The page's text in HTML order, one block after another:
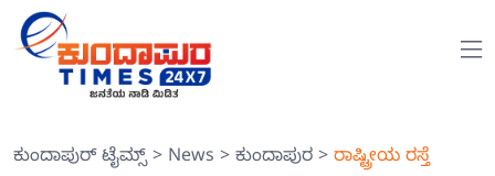
ಕುಂದಾಪುರ್ ಟೈಮ್ಸ್> News > ಕುಂದಾಪುರ > ರಾಷ್ಟ್ರೀಯ ರಸ್ತೆ